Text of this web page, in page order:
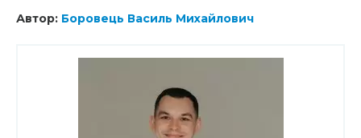
Автор: Боровець Василь Михайлович